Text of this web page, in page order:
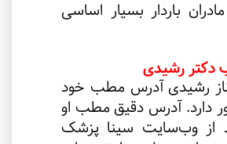
باردار بسیار اساسی
رشیدی
رشیدی آدرس مطب خود
دارد. آدرس دقیق مطب او
از وب‌سایت سینا پزشک